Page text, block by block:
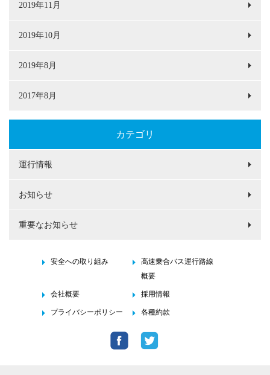
2019年11月
2019年10月
2019年8月
2017年8月
カテゴリ
運行情報
お知らせ
重要なお知らせ
安全への取り組み
高速乗合バス運行路線
概要
会社概要 採用情報
プライバシーポリシー 各種約款